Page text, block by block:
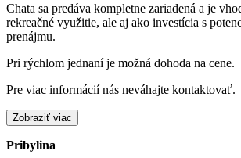
Chata sa predáva kompletne zariadená a je
rekreačné využitie, ale aj ako investícia s
prenájmu.
Pri rýchlom jednaní je možná dohoda na cene.
Pre viac informácií nás neváhajte kontaktovať.
Zobraziť viac
Pribylina